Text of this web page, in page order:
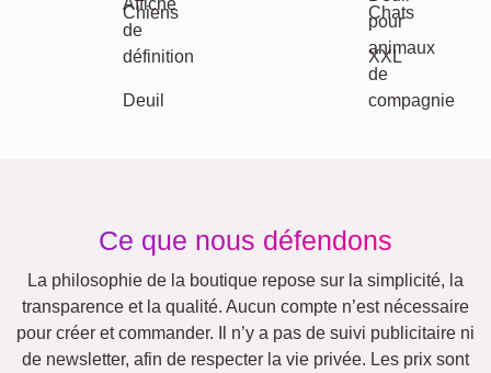
Maman & Papa
Mamie & Papi